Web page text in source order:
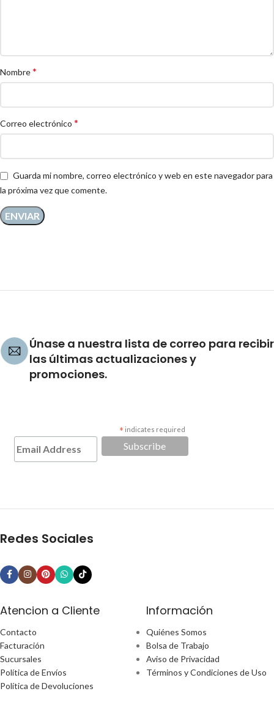
Nombre*
Correo electrónico *
Guarda mi nombre, correo electrónico y web en este navegador para
la próxima vez que comente.
Únase a nuestra lista de correo para recibir
las últimas actualizaciones y
promociones.
* indicates required
Redes Sociales
Atencion a Cliente
Contacto
Facturación
Sucursales
Política de Envíos
Política de Devoluciones
Información
Quiénes Somos
Bolsa de Trabajo
Aviso de Privacidad
Términos y Condiciones de Uso